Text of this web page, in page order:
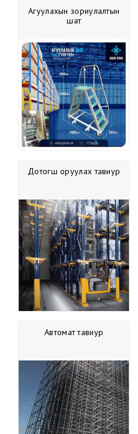
Агуулахын зориулалтын
шат
Дотогш оруулах тавиур
Автомат тавиур